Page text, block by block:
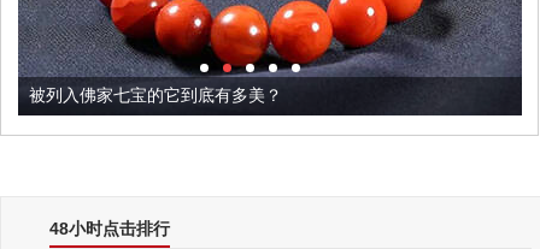
被列入佛家七宝的它到底有多美？
48小时点击排行